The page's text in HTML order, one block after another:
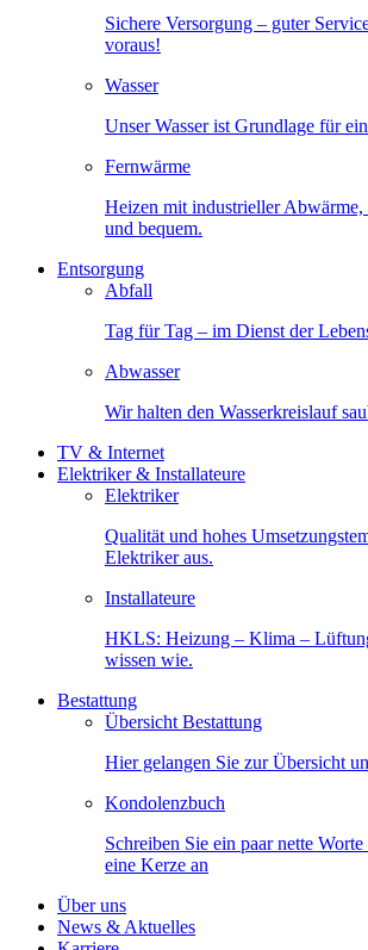
Sichere Versorgung – guter
voraus!
Wasser
Unser Wasser ist Grundlage für
Fernwärme
Heizen mit industrieller Abwärme,
und bequem.
Entsorgung
Abfall
Tag für Tag – im Dienst der
Abwasser
Wir halten den Wasserkreislauf
TV & Internet
Elektriker & Installateure
Elektriker
Qualität und hohes
Elektriker aus.
Installateure
HKLS: Heizung – Klima –
wissen wie.
Bestattung
Übersicht Bestattung
Hier gelangen Sie zur Übersicht
Kondolenzbuch
Schreiben Sie ein paar nette
eine Kerze an
Über uns
News & Aktuelles